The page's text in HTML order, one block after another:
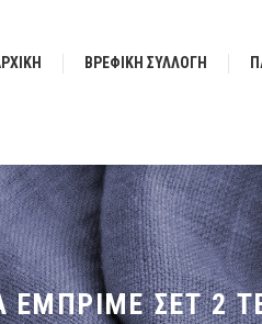
ΒΡΕΦΙΚΗ ΣΥΛΛΟΓΗ
ΕΜΠΡΙΜΈ ΣΕΤ 2